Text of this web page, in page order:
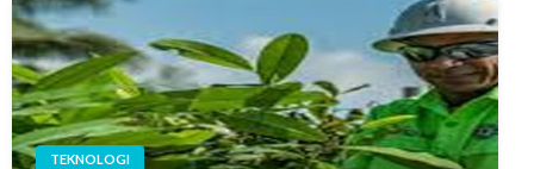
TEKNOLOGI